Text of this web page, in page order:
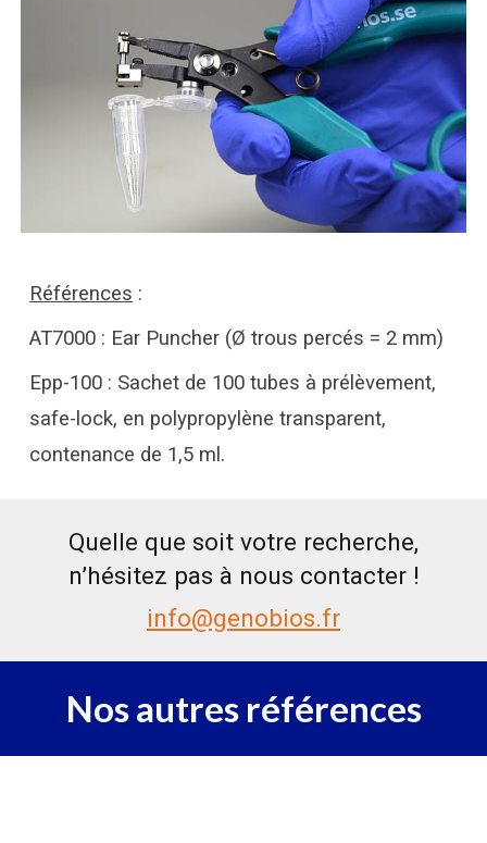
Références :
AT7000 : Ear Puncher (Ø trous percés = 2 mm)
Epp-100 : Sachet de 100 tubes à prélèvement,
safe-lock, en polypropylène transparent,
contenance de 1,5 ml.
Quelle que soit votre recherche,
n’hésitez pas à nous contacter !
info@genobios.fr
Nos autres références